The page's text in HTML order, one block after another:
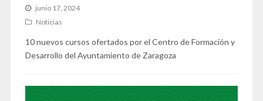
junio 17, 2024
Noticias
10 nuevos cursos ofertados por el Centro de Formación y
Desarrollo del Ayuntamiento de Zaragoza